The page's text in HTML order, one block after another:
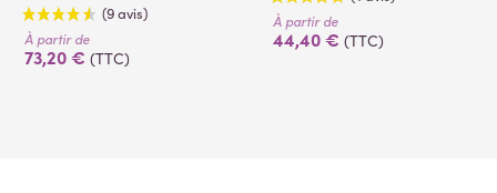
À partir de
73,20 € (TTC)
À partir de
44,40 € (TTC)